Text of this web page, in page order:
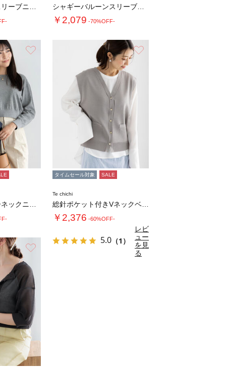
￥2,079 -70%OFF-
タイムセール対象 SALE
Te chichi
￥2,376 -60%OFF-
5.0 （1）
レビ
ュー
を見
る
お気に入り